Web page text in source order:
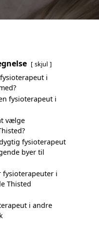
skjul
i
fysioterapeut i
vælge
fysioterapeut
byer til
fysioterapeuter i
Thisted
i andre